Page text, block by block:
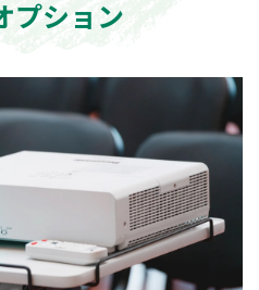
プション